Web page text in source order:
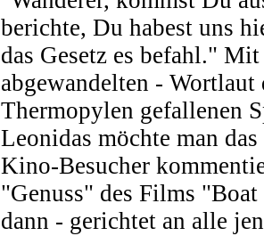
berichte, Du habest uns
das Gesetz es befahl."
abgewandelten - Wortlaut
Thermopylen gefallenen
Leonidas möchte man
Kino-Besucher
"Genuss" des Films
dann - gerichtet an alle